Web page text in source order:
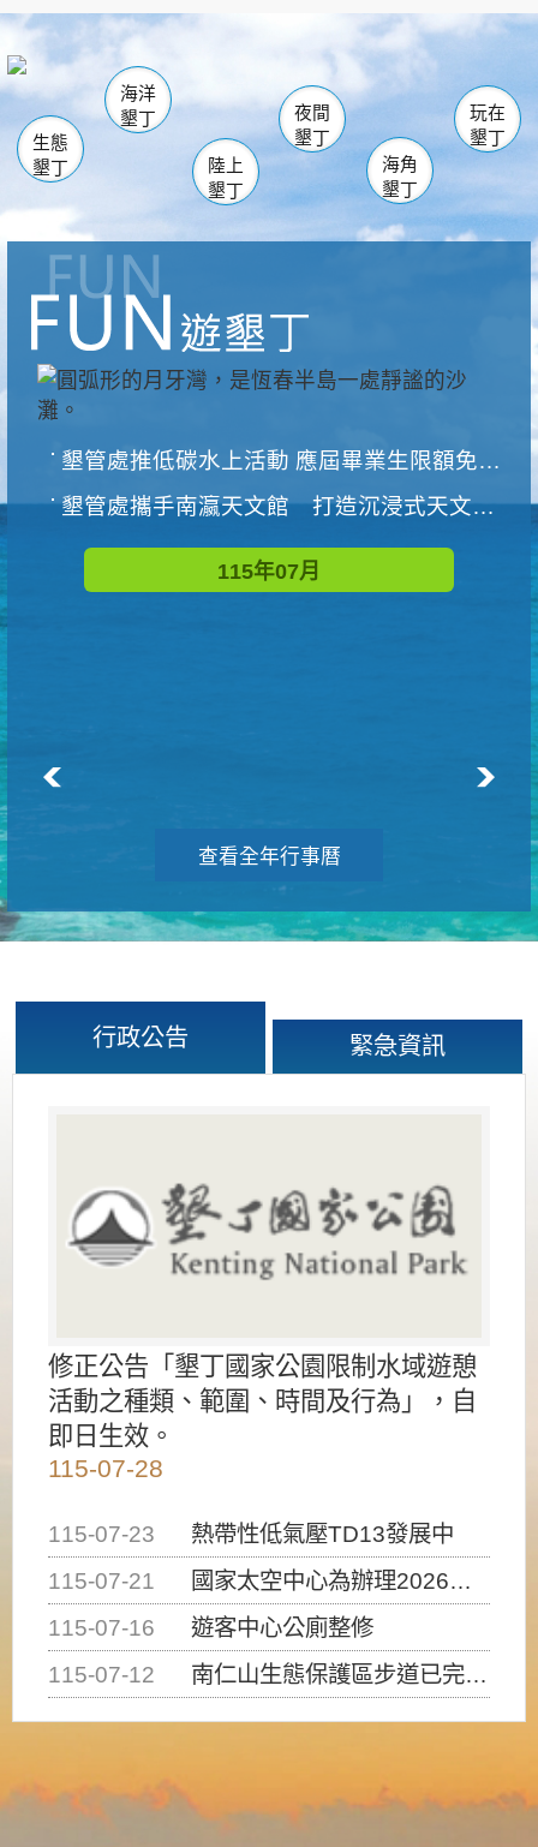
南仁湖
海生館
恆春 佳樂水
龍鑾潭自然中心 森林遊樂區
瓊麻館
關山 墾管處遊客中心
社頂公園 風吹沙
船帆石
白砂 龍磐公園
香蕉灣
砂島
鵝鑾鼻
生態
墾丁
海洋
墾丁
陸上
墾丁
夜間
墾丁
海角
墾丁
玩在
墾丁
墾管處推低碳水上活動 應屆畢業生限額免費參加
墾管處攜手南瀛天文館 打造沉浸式天文探索營隊
115年07月
查看全年行事曆
行政公告 緊急資訊
修正公告「墾丁國家公園限制水域遊憩
活動之種類、範圍、時間及行為」，自
即日生效。
115-07-28
115-07-23
熱帶性低氣壓TD13發展中
115-07-21
國家太空中心為辦理2026台灣盃火箭競賽，陸、海、空域警戒及協調相關事宜，因颱風備案事宜
115-07-16
遊客中心公廁整修
115-07-12
南仁山生態保護區步道已完成修復，自115年7月13日（星期一）起恢復開放入園，歡迎民眾依規定申請入園....